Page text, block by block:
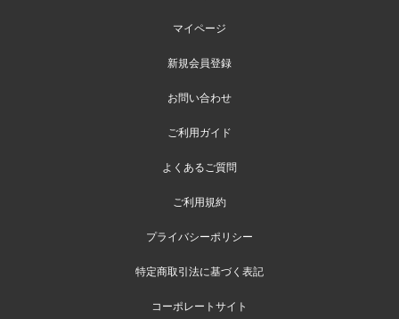
マイページ
新規会員登録
お問い合わせ
ご利用ガイド
よくあるご質問
ご利用規約
プライバシーポリシー
特定商取引法に基づく表記
コーポレートサイト